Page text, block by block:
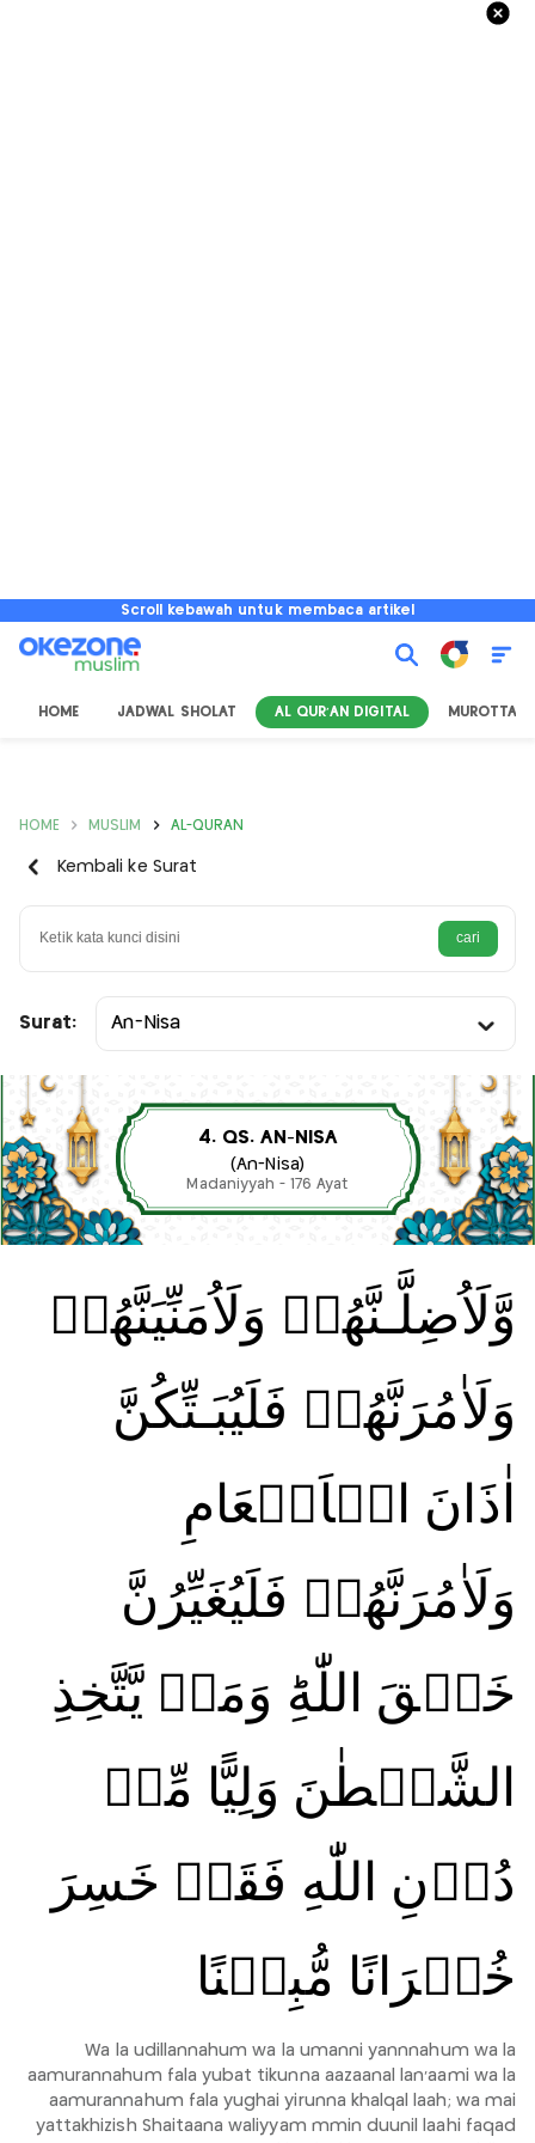
Scroll kebawah untuk membaca artikel
HOME JADWAL SHOLAT AL QUR'AN DIGITAL MUROTTAL
HOME MUSLIM AL-QURAN
Kembali ke Surat
Surat: An-Nisa
4. QS. AN-NISA
(An-Nisa)
Madaniyyah - 176 Ayat
وَّلَاُضِلَّـنَّهُمۡ وَلَاُمَنِّيَنَّهُمۡ
وَلَاٰمُرَنَّهُمۡ فَلَيُبَـتِّكُنَّ
اٰذَانَ الۡاَنۡعَامِ
وَلَاٰمُرَنَّهُمۡ فَلَيُغَيِّرُنَّ
خَلۡقَ اللّٰهِ‌ؕ وَمَنۡ يَّتَّخِذِ
الشَّيۡطٰنَ وَلِيًّا مِّنۡ
دُوۡنِ اللّٰهِ فَقَدۡ خَسِرَ
خُسۡرَانًا مُّبِيۡنًا
Wa la udillannahum wa la umanni yannnahum wa la
aamurannahum fala yubat tikunna aazaanal lan'aami wa la
aamurannahum fala yughai yirunna khalqal laah; wa mai
yattakhizish Shaitaana waliyyam mmin duunil laahi faqad